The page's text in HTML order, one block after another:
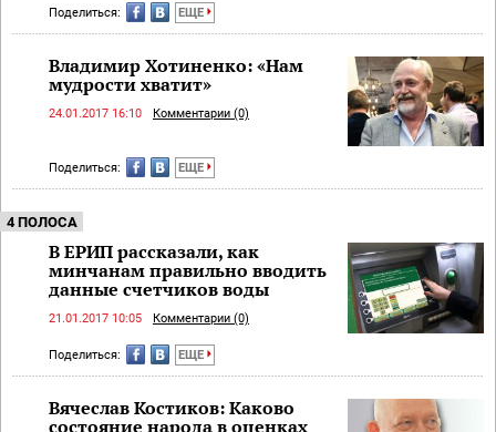
Поделиться: ЕЩЕ
Владимир Хотиненко: «Нам
мудрости хватит»
24.01.2017 16:10 Комментарии (0)
Поделиться: ЕЩЕ
4 ПОЛОСА
В ЕРИП рассказали, как
минчанам правильно вводить
данные счетчиков воды
21.01.2017 10:05 Комментарии (0)
Поделиться: ЕЩЕ
Вячеслав Костиков: Каково
состояние народа в оценках